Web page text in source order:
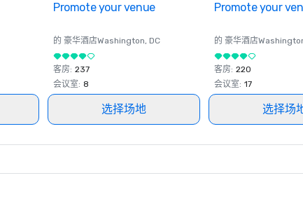
Promote your venue
的 豪华酒店Washington, DC
客房: 237
会议室: 8
选择场地
Promote your
的 豪华酒店
客房: 220
会议室: 17
选择场